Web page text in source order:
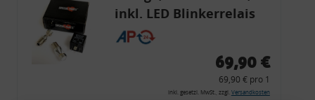
inkl. LED Blinkerrelais
CF 14
69,90 €
69,90 € pro 1
inkl. gesetzl. MwSt., zzgl. Versandkosten